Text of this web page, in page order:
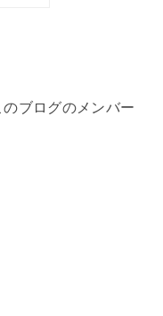
ブログのメンバー